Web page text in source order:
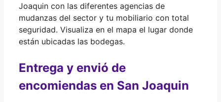
Joaquin con las diferentes agencias de
mudanzas del sector y tu mobiliario con total
seguridad. Visualiza en el mapa el lugar donde
están ubicadas las bodegas.
Entrega y envió de
encomiendas en San Joaquin